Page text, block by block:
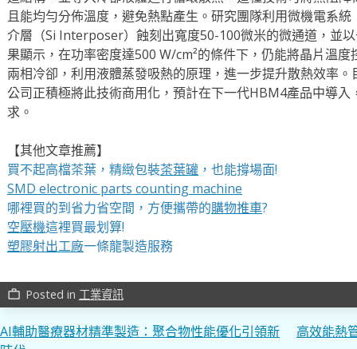
且能均勻分佈溫度，避免熱點產生。研究團隊利用微機電系
介層（Si Interposer）蝕刻出寬度50-100微米的微通道，並
果顯示，在功率密度達500 W/cm²的條件下，仍能將晶片溫
兩相冷卻，利用液體蒸發吸熱的原理，進一步提升散熱效率
公司正積極將此技術商用化，預計在下一代HBM4產品中導
求。
【其他文章推薦】
買不起高檔茶葉，精緻包裝茶葉罐，也能撐場面!
SMD electronic parts counting machine
哪裡買的到省力省空間，方便攜帶的購物推車?
空壓機這裡買最划算!
塑膠射出工廠一條龍製造服務
work_outline Posted in 工業資訊
文
AI輔助醫療器材精準製造：聚合物性能優化引領新
高效能熱